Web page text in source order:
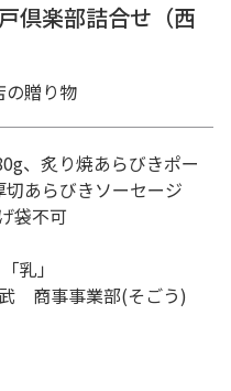
倶楽部詰合せ（西
贈り物
、炙り焼あらびきポー
切あらびきソーセージ
袋不可
乳」
商事事業部(そごう)